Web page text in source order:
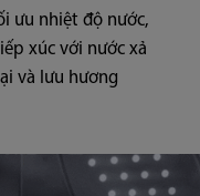
ưu nhiệt độ nước,
xúc với nước xả
và lưu hương